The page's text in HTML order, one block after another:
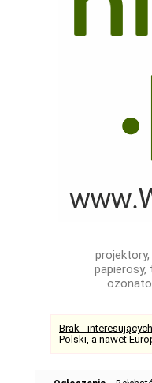
papierosy,
Brak
Polski, a nawet